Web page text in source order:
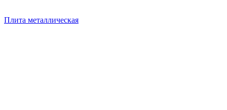
Плита металлическая